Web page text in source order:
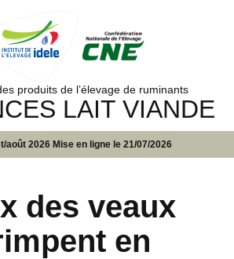
produits de l’élevage de ruminants
LAIT VIANDE
août 2026 Mise en ligne le 21/07/2026
des veaux
en